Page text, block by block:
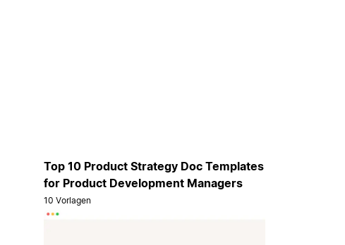
Top 10 Product Strategy Doc Templates
for Product Development Managers
10 Vorlagen